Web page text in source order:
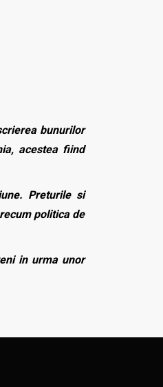
bunurilor
acestea fiind
Preturile si
politica de
in urma unor